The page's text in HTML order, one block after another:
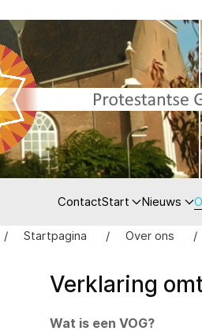
ContactStart Nieuws
Startpagina Over ons
Verklaring
Wat is een VOG?